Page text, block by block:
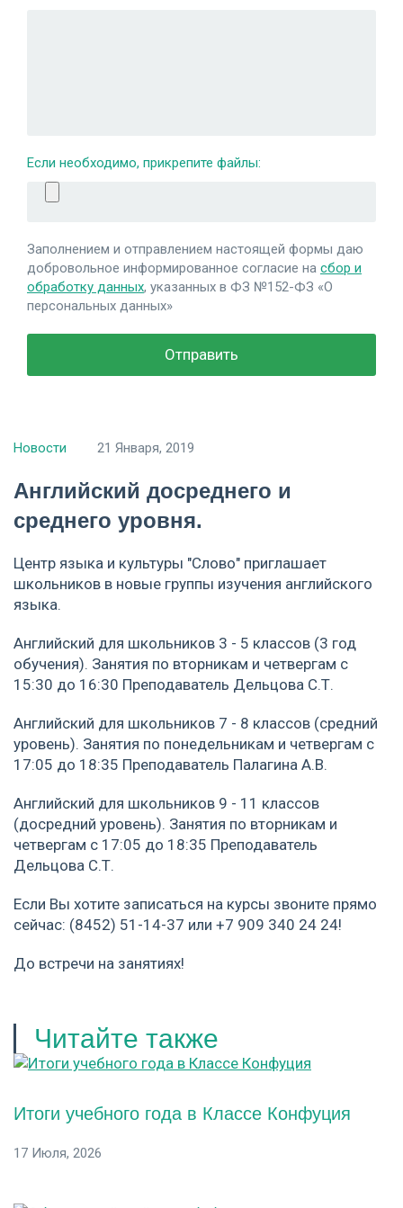
Если необходимо, прикрепите файлы:
Заполнением и отправлением настоящей формы даю
добровольное информированное согласие на сбор и
обработку данных, указанных в ФЗ №152-ФЗ «О
персональных данных»
Новости 21 Января, 2019
Английский досреднего и
среднего уровня.
Центр языка и культуры "Слово" приглашает
школьников в новые группы изучения английского
языка.
Английский для школьников 3 - 5 классов (3 год
обучения). Занятия по вторникам и четвергам с
15:30 до 16:30 Преподаватель Дельцова С.Т.
Английский для школьников 7 - 8 классов (средний
уровень). Занятия по понедельникам и четвергам с
17:05 до 18:35 Преподаватель Палагина А.В.
Английский для школьников 9 - 11 классов
(досредний уровень). Занятия по вторникам и
четвергам с 17:05 до 18:35 Преподаватель
Дельцова С.Т.
Если Вы хотите записаться на курсы звоните прямо
сейчас: (8452) 51-14-37 или +7 909 340 24 24!
До встречи на занятиях!
Читайте также
Итоги учебного года в Классе Конфуция
17 Июля, 2026